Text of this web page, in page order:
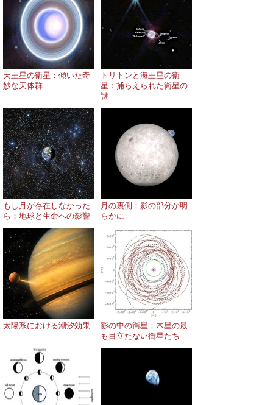
天王星の衛星：傾いた奇
妙な天体群
トリトンと海王星の衛
星：捕らえられた衛星の
謎
もし月が存在しなかった
ら：地球と生命への影響
月の裏側：影の部分が明
らかに
太陽系における潮汐効果
影の中の衛星：木星の最
も目立たない衛星たち